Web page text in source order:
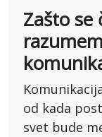
Zašto se
od kada
svet bude